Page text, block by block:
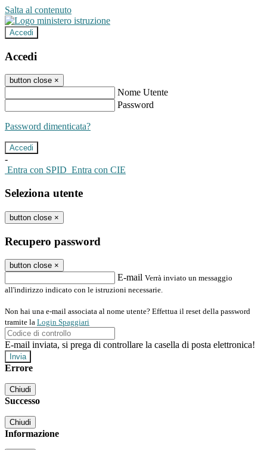
Salta al contenuto
Accedi
Accedi
button close ×
Nome Utente
Password
Password dimenticata?
-
Entra con SPID Entra con CIE
Seleziona utente
button close ×
Recupero password
button close ×
E-mail Verrà inviato un messaggio
all'indirizzo indicato con le istruzioni necessarie.
Non hai una e-mail associata al nome utente? Effettua il reset della password
tramite la Login Spaggiari
E-mail inviata, si prega di controllare la casella di posta elettronica!
Errore
Chiudi
Successo
Chiudi
Informazione